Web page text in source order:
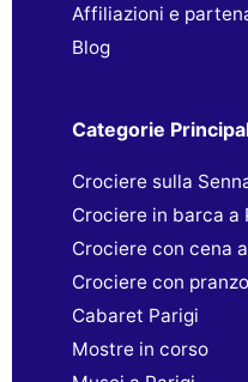
Affiliazioni e
Blog
Categorie
Crociere sulla
Crociere in barca a
Crociere con cena
Crociere con
Cabaret Parigi
Mostre in corso